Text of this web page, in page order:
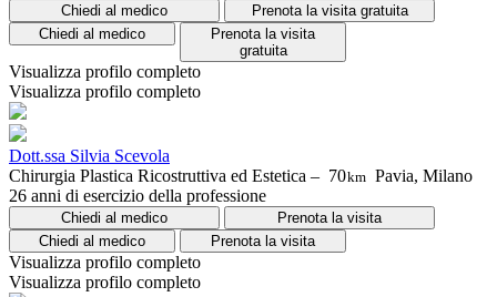
Chiedi al medico
Prenota la visita gratuita
Chiedi al medico
Prenota la visita
gratuita
Visualizza profilo completo
Visualizza profilo completo
Dott.ssa Silvia Scevola
Chirurgia Plastica Ricostruttiva ed Estetica – 70km Pavia, Milano
26 anni di esercizio della professione
Chiedi al medico
Prenota la visita
Chiedi al medico
Prenota la visita
Visualizza profilo completo
Visualizza profilo completo